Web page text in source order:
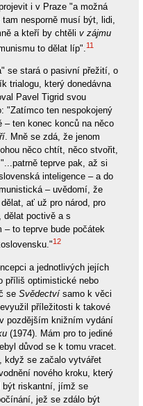
i v Praze "a možná
nesporně musí být, lidi,
a kteří by chtěli v zájmu
to dělat líp".11
se stará o pasivní přežití, o
trialogu, který donedávna
Pavel Tigrid svou
"Zatímco ten nespokojený
– ten konec konců na něco
. Mně se zdá, že jenom
něco chtít, něco stvořit,
teprve pak, až si
inteligence – a do
– uvědomí, že
ať už pro národ, pro
dělat poctivě a s
to teprve bude počátek
12
a jednotlivých jejích
příliš optimistické nebo
se Svědectvísamo k věci
příležitosti k takové
pozdějším knižním vydání
(1974). Mám pro to jediné
důvod se k tomu vracet.
když se začalo vytvářet
nového kroku, který
riskantní, jímž se
jež se zdálo být